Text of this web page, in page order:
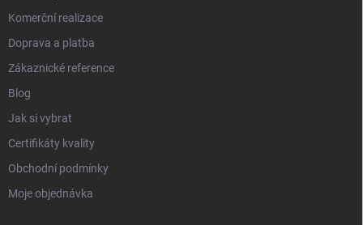
Komerční realizace
Doprava a platba
Zákaznické reference
Blog
Jak si vybrat
Certifikáty kvality
Obchodní podmínky
Moje objednávka